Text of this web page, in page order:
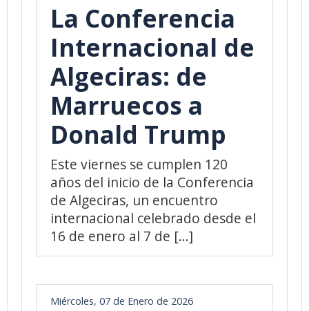
La Conferencia
Internacional de
Algeciras: de
Marruecos a
Donald Trump
Este viernes se cumplen 120
años del inicio de la Conferencia
de Algeciras, un encuentro
internacional celebrado desde el
16 de enero al 7 de [...]
Miércoles, 07 de Enero de 2026